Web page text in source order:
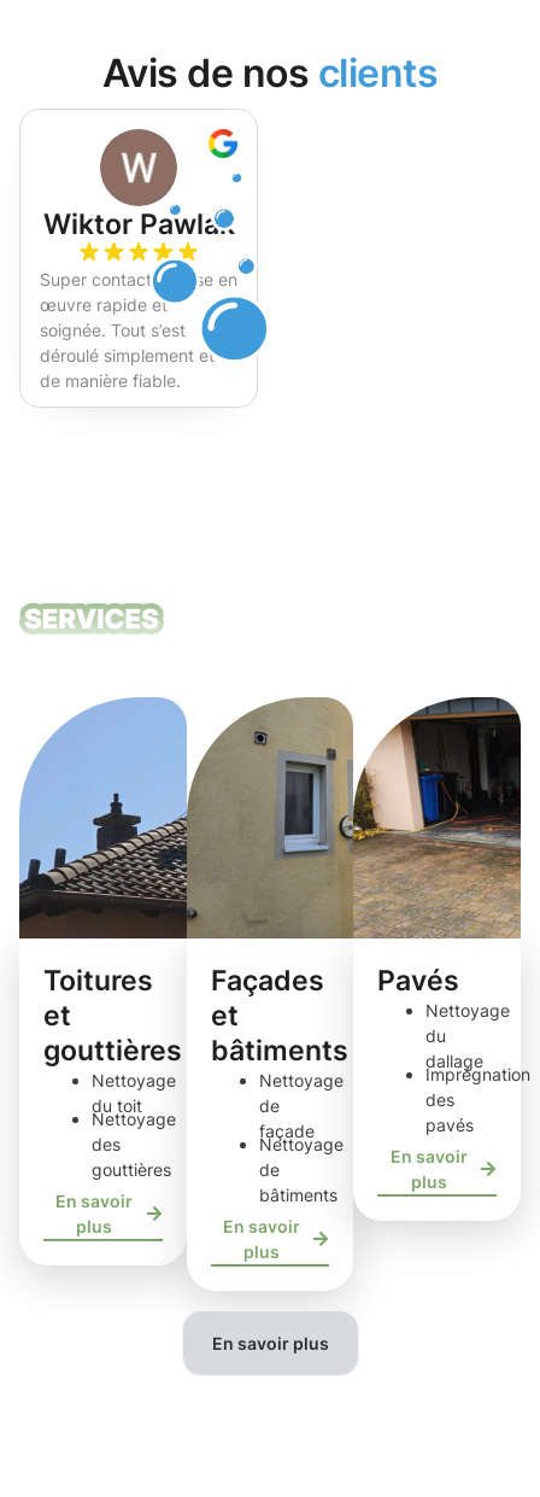
Avis de nos clients
Wiktor Pawlak
Super contact et mise en
œuvre rapide et
soignée. Tout s’est
déroulé simplement et
de manière fiable.
Fortement recommandé !
Toitures
et
gouttières
Nettoyage
du toit
Nettoyage
des
gouttières
En savoir
plus
Façades
et
bâtiments
Nettoyage
de
façade
Nettoyage
de
bâtiments
En savoir
plus
Pavés
Nettoyage
du
dallage
Imprégnation
des
pavés
En savoir
plus
En savoir plus